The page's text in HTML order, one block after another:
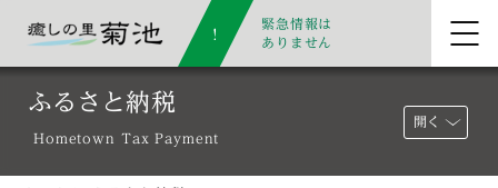
緊急情報は
ありません
ふるさと納税
Hometown Tax Payment
開く